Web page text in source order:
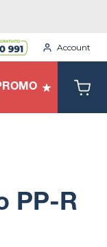
Account
PP-R